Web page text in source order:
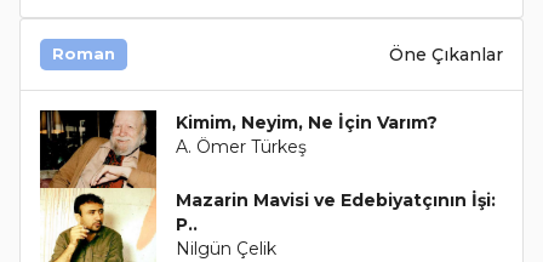
Roman Öne Çıkanlar
Kimim, Neyim, Ne İçin Varım?
A. Ömer Türkeş
Mazarin Mavisi ve Edebiyatçının İşi:
P..
Nilgün Çelik